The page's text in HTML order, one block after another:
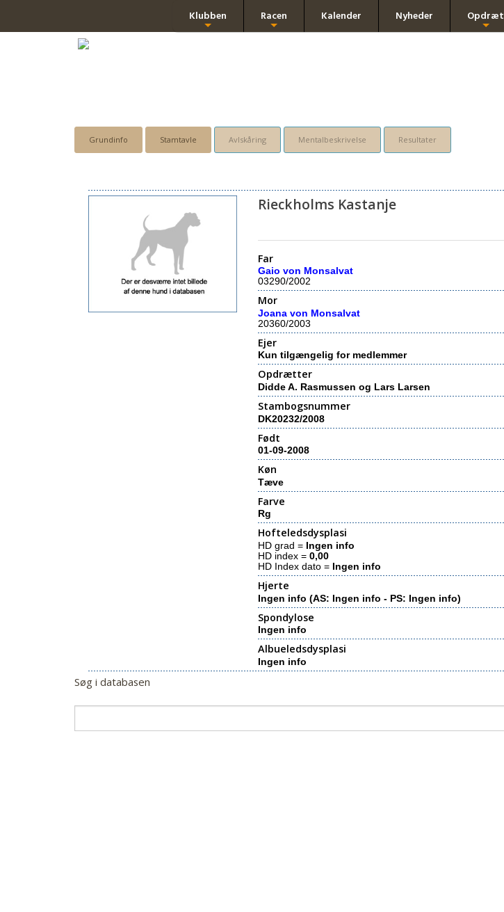
Klubben Racen Kalender Nyheder Opdræt
Grundinfo Stamtavle Avlskåring Mentalbeskrivelse Resultater
Rieckholms Kastanje
Far
Gaio von Monsalvat
03290/2002
Mor
Joana von Monsalvat
20360/2003
Ejer
Kun tilgængelig for medlemmer
Opdrætter
Didde A. Rasmussen og Lars Larsen
Stambogsnummer
DK20232/2008
Født
01-09-2008
Køn
Tæve
Farve
Rg
Hofteledsdysplasi
HD grad = Ingen info
HD index =0,00
HD Index dato = Ingen info
Hjerte
Ingen info (AS: Ingen info - PS: Ingen info)
Spondylose
Ingen info
Albueledsdysplasi
Ingen info
Søg i databasen